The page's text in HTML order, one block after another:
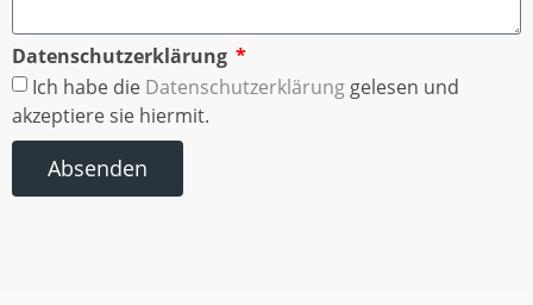
Datenschutzerklärung
Ich habe die Datenschutzerklärung gelesen und
akzeptiere sie hiermit.
Absenden